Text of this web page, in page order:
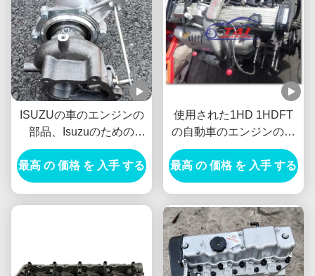
ISUZUの車のエンジンの
部品、Isuzuのための
4HK1 8980795692ディー
ゼル機関IHI 4HK1-TCの
ターボチャージャー
最高 の 価格 を 入手 する
使用された1HD 1HDFT
の自動車のエンジンの部
品のディーゼル タイプ固
体材料の長い寿命
最高 の 価格 を 入手 する